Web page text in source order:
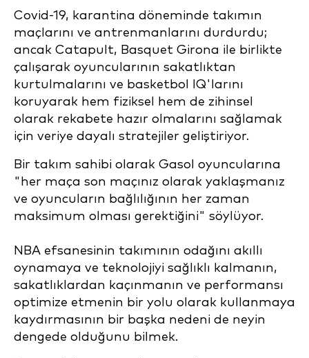
Covid-19, karantina döneminde takımın
maçlarını ve antrenmanlarını durdurdu;
ancak Catapult, Basquet Girona ile birlikte
çalışarak oyuncularının sakatlıktan
kurtulmalarını ve basketbol IQ'larını
koruyarak hem fiziksel hem de zihinsel
olarak rekabete hazır olmalarını sağlamak
için veriye dayalı stratejiler geliştiriyor.
Bir takım sahibi olarak Gasol oyuncularına
"her maça son maçınız olarak yaklaşmanız
ve oyuncuların bağlılığının her zaman
maksimum olması gerektiğini" söylüyor.
NBA efsanesinin takımının odağını akıllı
oynamaya ve teknolojiyi sağlıklı kalmanın,
sakatlıklardan kaçınmanın ve performansı
optimize etmenin bir yolu olarak kullanmaya
kaydırmasının bir başka nedeni de neyin
dengede olduğunu bilmek.